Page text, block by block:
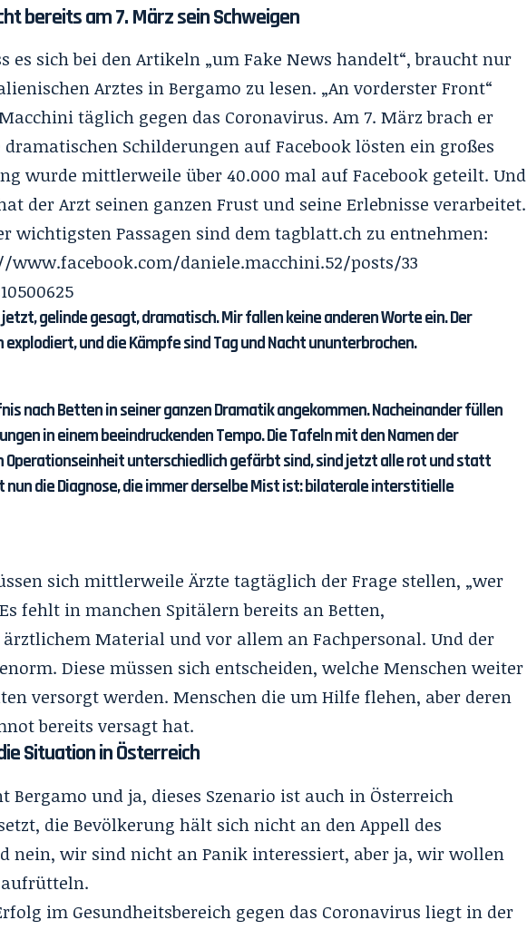
bereits am 7. März sein Schweigen
es sich bei den Artikeln „um Fake News handelt“, braucht nur
Arztes in Bergamo zu lesen. „An vorderster Front“
täglich gegen das Coronavirus. Am 7. März brach er
dramatischen Schilderungen auf Facebook lösten ein großes
wurde mittlerweile über 40.000 mal auf Facebook geteilt. Und
der Arzt seinen ganzen Frust und seine Erlebnisse verarbeitet.
wichtigsten Passagen sind demtagblatt.ch zu entnehmen:
www.facebook.com/daniele.macchini.52/posts/33
gelinde gesagt, dramatisch. Mir fallen keine anderen Worte ein. Der
und die Kämpfe sind Tag und Nacht ununterbrochen.
nach Betten in seiner ganzen Dramatik angekommen. Nacheinander füllen
in einem beeindruckenden Tempo. Die Tafeln mit den Namen der
Operationseinheit unterschiedlich gefärbt sind, sind jetzt alle rot und statt
nun die Diagnose, die immer derselbe Mist ist: bilaterale interstitielle
sich mittlerweile Ärzte tagtäglich der Frage stellen, „wer
fehlt in manchen Spitälern bereits an Betten,
Material und vor allem an Fachpersonal. Und der
Diese müssen sich entscheiden, welche Menschen weiter
versorgt werden. Menschen die um Hilfe flehen, aber deren
bereits versagt hat.
Situation in Österreich
Bergamo und ja, dieses Szenario ist auch in Österreich
die Bevölkerung hält sich nicht an den Appell des
nein, wir sind nicht an Panik interessiert, aber ja, wir wollen
aufrütteln.
im Gesundheitsbereich gegen das Coronavirus liegt in der